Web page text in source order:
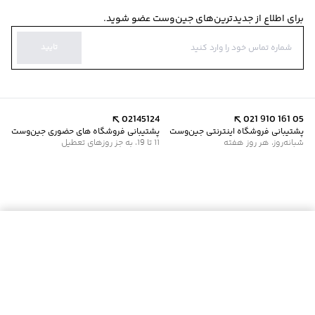
برای اطلاع از جدیدترین‌های جین‌وست عضو شوید.
تایید
021 910 161 05
پشتیبانی فروشگاه اینترنتی جین‌وست
شبانه‌روز، هر روز هفته
02145124
پشتیبانی فروشگاه های حضوری جین‌وست
11 تا 19، به جز روزهای تعطیل